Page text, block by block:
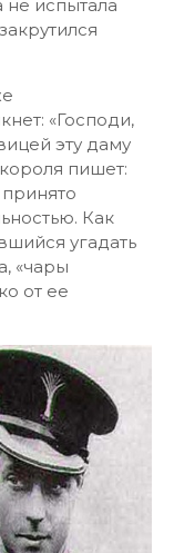
испытала
«Господи,
эту даму
пишет:
Как
угадать
«чары
от ее